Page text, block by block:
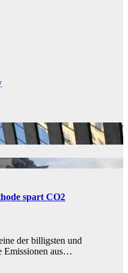
spart CO2
der billigsten und
Emissionen aus…